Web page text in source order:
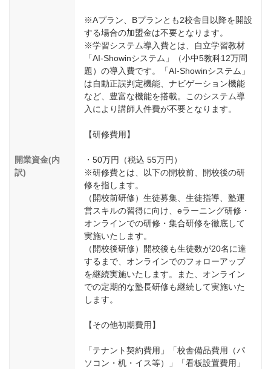
開業資金(内
訳)
※Aプラン、Bプランとも2校舎⽬以降を開設
する場合の加盟⾦は不要となります。
※学習システム導⼊費とは、⾃⽴学習教材
「AI-Showinシステム」（⼩中5教科12万問
題）の導⼊費です。「AI-Showinシステム」
は⾃動正誤判定機能、ナビゲーション機能
など、豊富な機能を搭載。このシステム導
⼊により講師⼈件費が不要となります。
【研修費⽤】
・50万円（税込 55万円）
※研修費とは、以下の開校前、開校後の研
修を指します。
（開校前研修）生徒募集、生徒指導、塾運
営スキルの習得に向け、eラーニング研修・
オンラインでの研修・集合研修を徹底して
実施いたします。
（開校後研修）開校後も生徒数が20名に達
するまで、オンラインでのフォローアップ
を継続実施いたします。また、オンライン
での定期的な塾長研修も継続して実施いた
します。
【その他初期費⽤】
「テナント契約費⽤」「校舎備品費⽤（パ
ソコン・机・イス等）」「看板設置費⽤」